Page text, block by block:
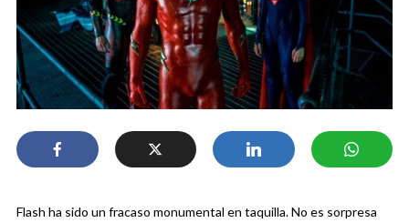
Flash ha sido un fracaso monumental en taquilla. No es sorpresa